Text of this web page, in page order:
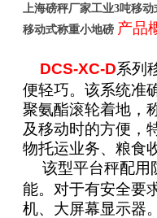
上海磅秤厂家工业3吨移
移动式称重小地磅 产品
DCS-XC-D系列
便轻巧。该系统准
聚氨酯滚轮着地，
及移动时的方便，
物托运业务、粮食
该型平台秤配用
能。对于有安全要
机、大屏幕显示器